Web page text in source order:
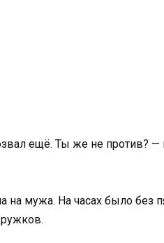
ещё. Ты же не против?
на мужа. На часах было без